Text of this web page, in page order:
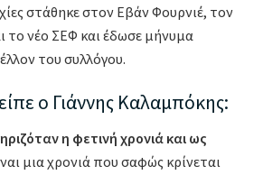
στάθηκε στον Εβάν Φουρνιέ, τον
το νέο ΣΕΦ και έδωσε μήνυμα
του συλλόγου.
ο Γιάννης Καλαμπόκης:
η φετινή χρονιά και ως
μια χρονιά που σαφώς κρίνεται